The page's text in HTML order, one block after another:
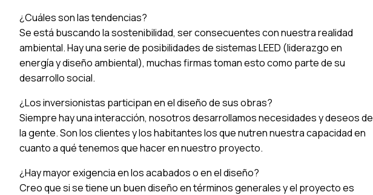
¿Cuáles son las tendencias?
Se está buscando la sostenibilidad, ser consecuentes con nuestra realidad
ambiental. Hay una serie de posibilidades de sistemas LEED (liderazgo en
energía y diseño ambiental), muchas firmas toman esto como parte de su
desarrollo social.
¿Los inversionistas participan en el diseño de sus obras?
Siempre hay una interacción, nosotros desarrollamos necesidades y deseos de
la gente. Son los clientes y los habitantes los que nutren nuestra capacidad en
cuanto a qué tenemos que hacer en nuestro proyecto.
¿Hay mayor exigencia en los acabados o en el diseño?
Creo que si se tiene un buen diseño en términos generales y el proyecto es